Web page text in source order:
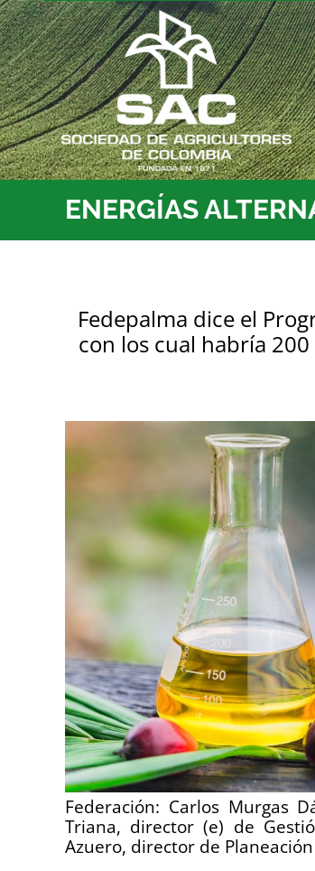
Saltar
al
contenido
ENERGÍAS
Fedepalma dice el
con los cual habría
Federación: Carlos Murgas
Triana, director (e) de
Azuero, director de